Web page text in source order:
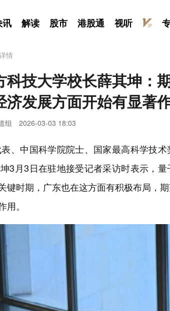
讯 解读 股市 港股通 视听
情
技大学校长薛其坤：
发展方面开始有显著
组 2026-03-03 18:03
、中国科学院院士、国家最高科学技
3月3日在驻地接受记者采访时表示，
键时期，广东也在这方面有积极布局，
。